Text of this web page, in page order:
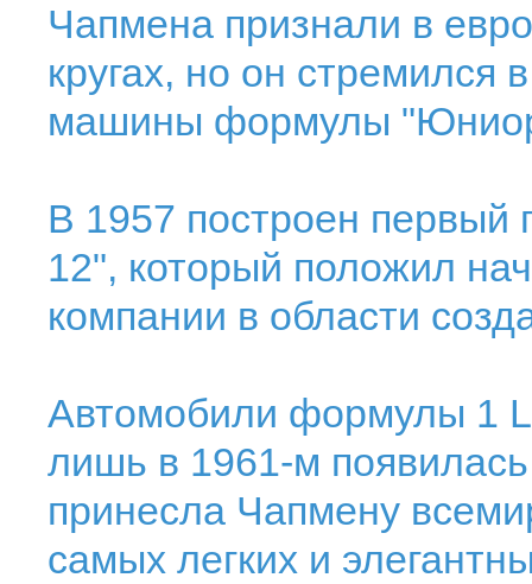
Чапмена признали в
кругах, но он стремился
машины формулы
В 1957 построен первый
12", который положил
компании в области
Автомобили формулы 1
лишь в 1961-м
принесла Чапмену
самых легких и